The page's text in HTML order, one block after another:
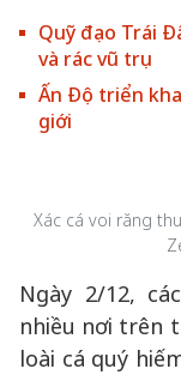
Quỹ đạo Trái
và rác vũ trụ
Ấn Độ triển
giới
Xác cá voi răng
Ngày 2/12,
nhiều nơi trên
loài cá quý